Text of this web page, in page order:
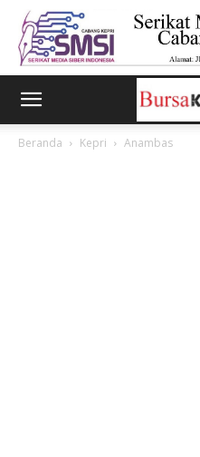
Beranda Kepri Anambas